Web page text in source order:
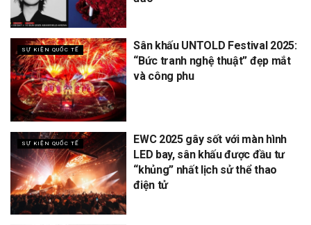
SỰ KIỆN QUỐC TẾ
Sân khấu UNTOLD Festival 2025:
“Bức tranh nghệ thuật” đẹp mắt
và công phu
SỰ KIỆN QUỐC TẾ
EWC 2025 gây sốt với màn hình
LED bay, sân khấu được đầu tư
“khủng” nhất lịch sử thể thao
điện tử